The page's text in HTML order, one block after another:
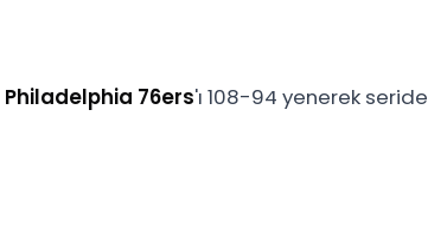
Philadelphia 76ers'ı 108-94 yenerek seride